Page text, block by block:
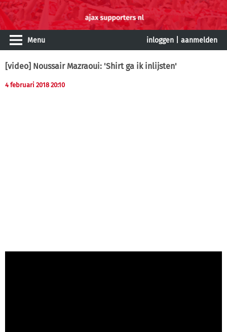
Menu inloggen aanmelden
[video] Noussair Mazraoui: 'Shirt ga ik inlijsten'
4 februari 2018 20:10